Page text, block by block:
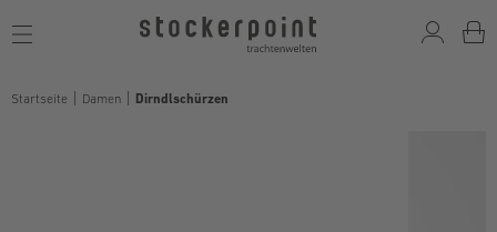
Toggle
Startseite Damen Dirndlschürzen